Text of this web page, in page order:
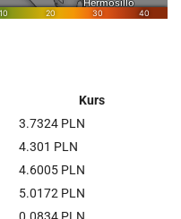
Kurs
3.7324 PLN
4.301 PLN
4.6005 PLN
5.0172 PLN